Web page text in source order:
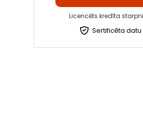
Licencēts kredīta
Sertificēta